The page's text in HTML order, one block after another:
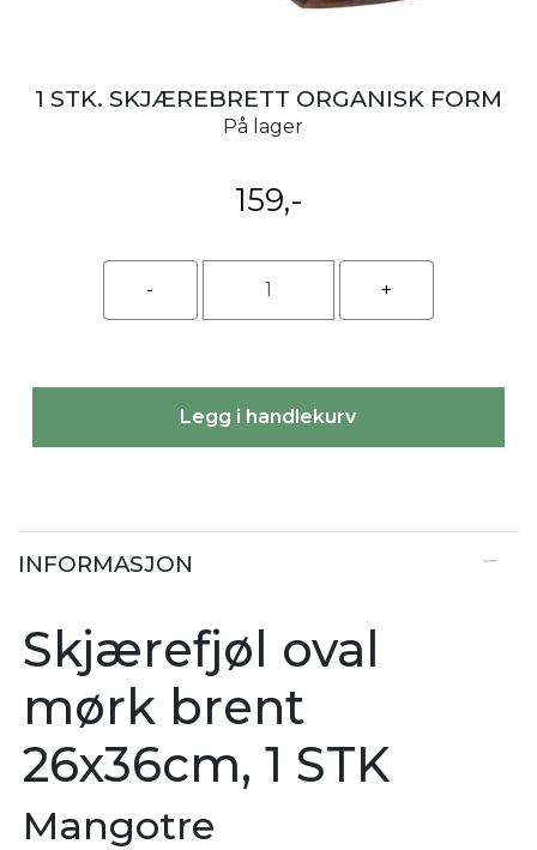
1 STK. SKJÆREBRETT ORGANISK FORM
På lager
159,-
Legg i handlekurv
INFORMASJON
Skjærefjøl oval
mørk brent
26x36cm, 1 STK
Mangotre